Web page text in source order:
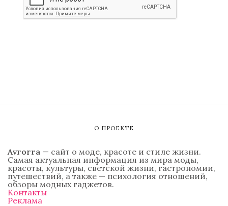
О ПРОЕКТЕ
Avrorra — сайт о моде, красоте и стиле жизни.
Самая актуальная информация из мира моды,
красоты, культуры, светской жизни, гастрономии,
путешествий, а также — психология отношений,
обзоры модных гаджетов.
Контакты
Реклама